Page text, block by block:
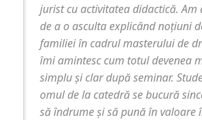
jurist cu activitatea didactică. Am
de a o asculta explicând noțiuni
familiei în cadrul masterului de
îmi amintesc cum totul devenea
simplu și clar după seminar.
omul de la catedră se bucură
să îndrume și să pună în valoare